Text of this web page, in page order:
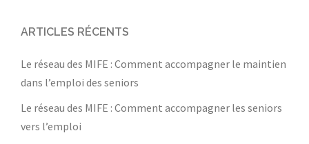
ARTICLES RÉCENTS
Le réseau des MIFE : Comment accompagner le maintien
dans l’emploi des seniors
Le réseau des MIFE : Comment accompagner les seniors
vers l’emploi